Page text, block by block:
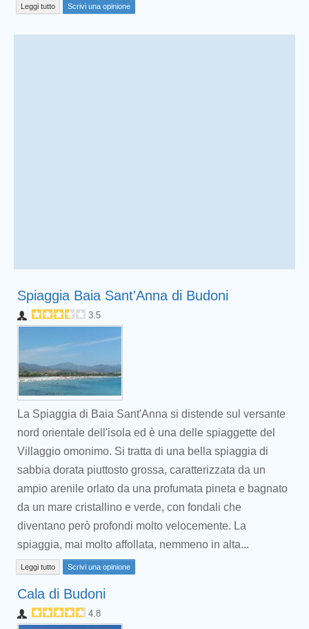
Leggi tutto Scrivi una opinione
Spiaggia Baia Sant'Anna di Budoni
3.5
La Spiaggia di Baia Sant'Anna si distende sul versante
nord orientale dell'isola ed è una delle spiaggette del
Villaggio omonimo. Si tratta di una bella spiaggia di
sabbia dorata piuttosto grossa, caratterizzata da un
ampio arenile orlato da una profumata pineta e bagnato
da un mare cristallino e verde, con fondali che
diventano però profondi molto velocemente. La
spiaggia, mai molto affollata, nemmeno in alta...
Leggi tutto Scrivi una opinione
Cala di Budoni
4.8